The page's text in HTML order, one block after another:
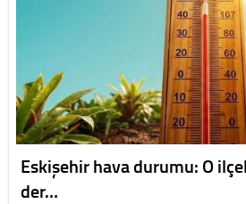
Eskişehir hava durumu: O
der…